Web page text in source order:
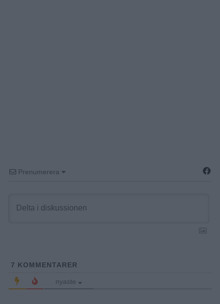
Prenumerera
7 KOMMENTARER
nyaste